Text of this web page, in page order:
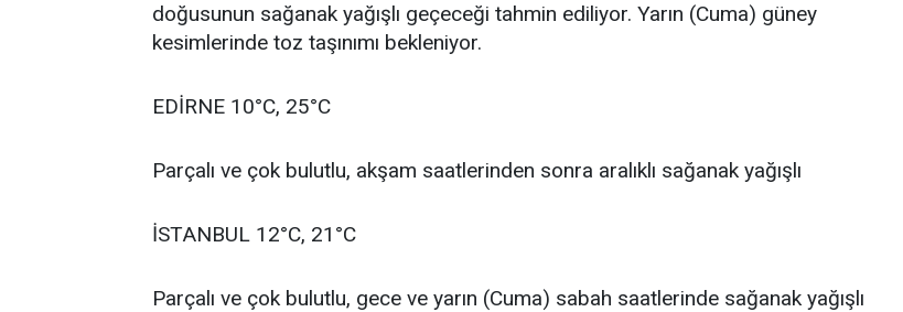
doğusunun sağanak yağışlı geçeceği tahmin ediliyor. Yarın (Cuma) güney
kesimlerinde toz taşınımı bekleniyor.
EDİRNE 10°C, 25°C
Parçalı ve çok bulutlu, akşam saatlerinden sonra aralıklı sağanak yağışlı
İSTANBUL 12°C, 21°C
Parçalı ve çok bulutlu, gece ve yarın (Cuma) sabah saatlerinde sağanak yağışlı